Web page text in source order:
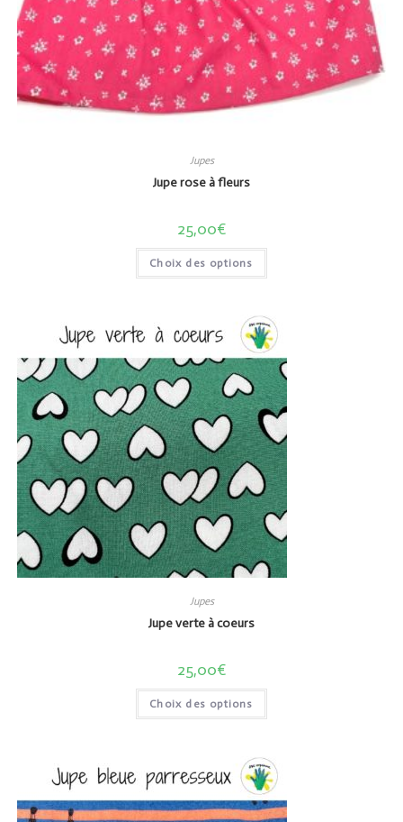
Jupes
Jupe rose à fleurs
25,00€
Choix des options
Jupes
Jupe verte à coeurs
25,00€
Choix des options